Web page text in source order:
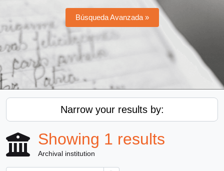
Búsqueda Avanzada »
Narrow your results by:
Showing 1 results
Archival institution